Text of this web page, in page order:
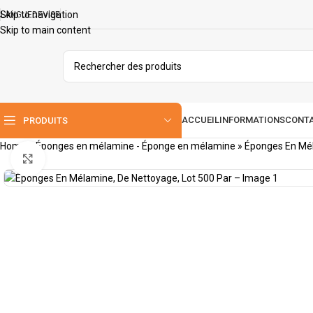
Skip to navigation
Skip to main content
LANGUEDEVISE
PRODUITS ACCUEILINFORMATIONS
Home Éponges en mélamine - Éponge en mélamine » Éponges En